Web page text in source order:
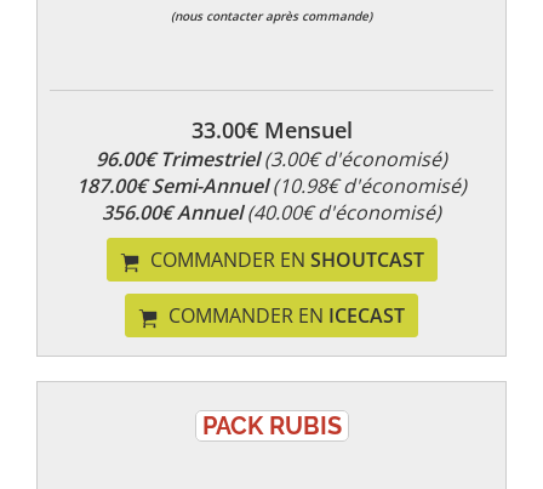
(nous contacter après commande)
33.00€ Mensuel
96.00€ Trimestriel(3.00€ d'économisé)
187.00€ Semi-Annuel(10.98€ d'économisé)
356.00€ Annuel(40.00€ d'économisé)
COMMANDER EN SHOUTCAST
COMMANDER EN ICECAST
PACK RUBIS